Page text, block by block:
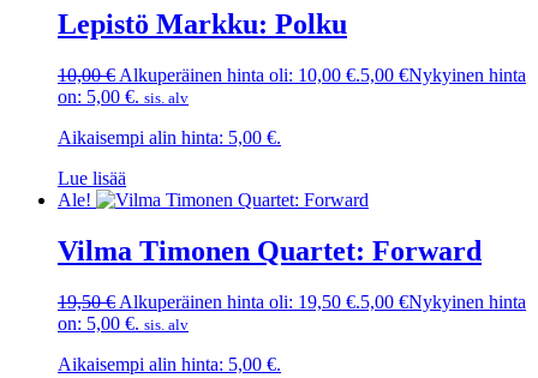
Lepistö Markku: Polku
10,00€ Alkuperäinen hinta oli: 10,00 €.5,00 €Nykyinen hinta
on: 5,00 €. sis. alv
Aikaisempi alin hinta: 5,00 €.
Lue lisää
Ale!
Vilma Timonen Quartet: Forward
19,50€ Alkuperäinen hinta oli: 19,50 €.5,00 €Nykyinen hinta
on: 5,00 €. sis. alv
Aikaisempi alin hinta: 5,00 €.